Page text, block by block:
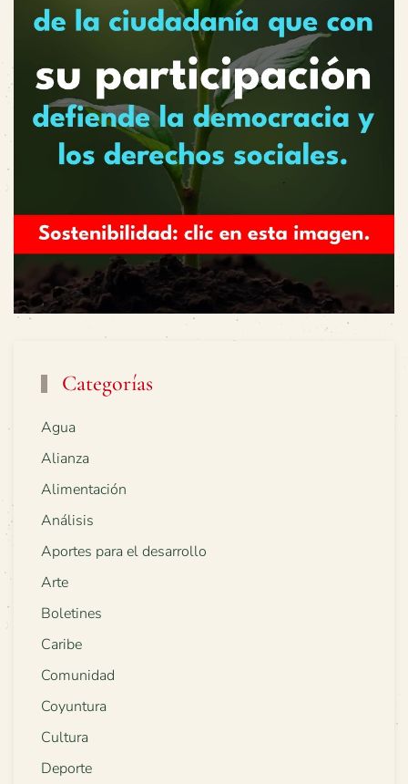
Categorías
Agua
Alianza
Alimentación
Análisis
Aportes para el desarrollo
Arte
Boletines
Caribe
Comunidad
Coyuntura
Cultura
Deporte